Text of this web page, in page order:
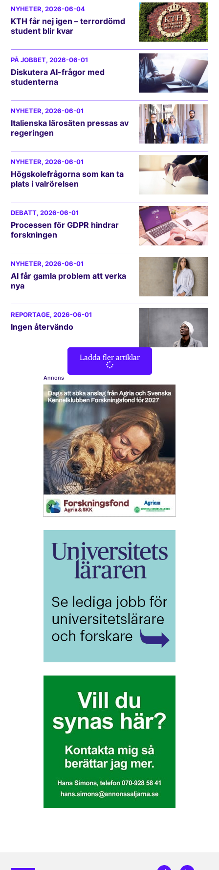
NYHETER, 2026-06-04
KTH får nej igen – terrordömd
student blir kvar
PÅ JOBBET, 2026-06-01
Diskutera AI-frågor med
studenterna
NYHETER, 2026-06-01
Italienska lärosäten pressas av
regeringen
NYHETER, 2026-06-01
Högskolefrågorna som kan ta
plats i valrörelsen
DEBATT, 2026-06-01
Processen för GDPR hindrar
forskningen
NYHETER, 2026-06-01
AI får gamla problem att verka
nya
REPORTAGE, 2026-06-01
Ingen återvändo
Ladda fler artiklar
Annons